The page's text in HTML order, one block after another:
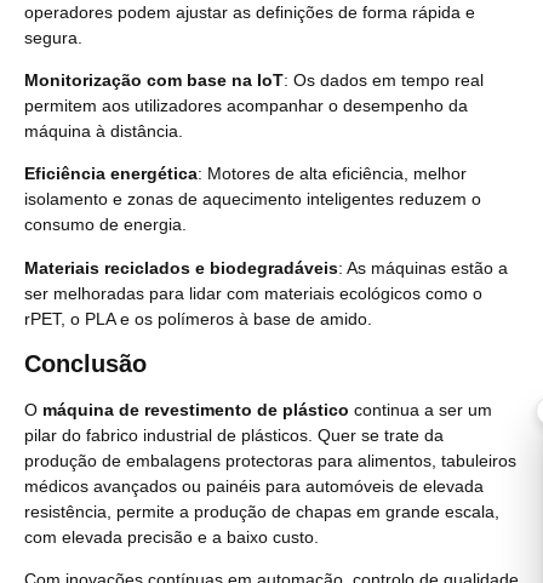
operadores podem ajustar as definições de forma rápida e
segura.
Monitorização com base na IoT: Os dados em tempo real
permitem aos utilizadores acompanhar o desempenho da
máquina à distância.
Eficiência energética: Motores de alta eficiência, melhor
isolamento e zonas de aquecimento inteligentes reduzem o
consumo de energia.
Materiais reciclados e biodegradáveis: As máquinas estão a
ser melhoradas para lidar com materiais ecológicos como o
rPET, o PLA e os polímeros à base de amido.
Conclusão
O máquina de revestimento de plástico continua a ser um
pilar do fabrico industrial de plásticos. Quer se trate da
produção de embalagens protectoras para alimentos, tabuleiros
médicos avançados ou painéis para automóveis de elevada
resistência, permite a produção de chapas em grande escala,
com elevada precisão e a baixo custo.